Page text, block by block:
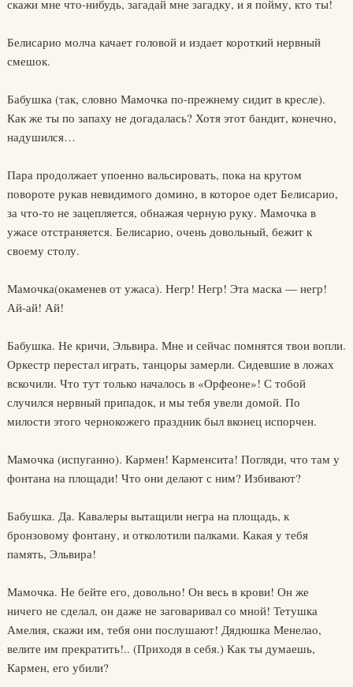
скажи мне что-нибудь, загадай мне загадку, и я пойму, кто ты!
Белисарио молча качает головой и издает короткий нервный
смешок.
Бабушка (так, словно Мамочка по-прежнему сидит в кресле).
Как же ты по запаху не догадалась? Хотя этот бандит, конечно,
надушился…
Пара продолжает упоенно вальсировать, пока на крутом
повороте рукав невидимого домино, в которое одет Белисарио,
за что-то не зацепляется, обнажая черную руку. Мамочка в
ужасе отстраняется. Белисарио, очень довольный, бежит к
своему столу.
Мамочка(окаменев от ужаса). Негр! Негр! Эта маска — негр!
Ай-ай! Ай!
Бабушка. Не кричи, Эльвира. Мне и сейчас помнятся твои вопли.
Оркестр перестал играть, танцоры замерли. Сидевшие в ложах
вскочили. Что тут только началось в «Орфеоне»! С тобой
случился нервный припадок, и мы тебя увели домой. По
милости этого чернокожего праздник был вконец испорчен.
Мамочка (испуганно). Кармен! Карменсита! Погляди, что там у
фонтана на площади! Что они делают с ним? Избивают?
Бабушка. Да. Кавалеры вытащили негра на площадь, к
бронзовому фонтану, и отколотили палками. Какая у тебя
память, Эльвира!
Мамочка. Не бейте его, довольно! Он весь в крови! Он же
ничего не сделал, он даже не заговаривал со мной! Тетушка
Амелия, скажи им, тебя они послушают! Дядюшка Менелао,
велите им прекратить!.. (Приходя в себя.) Как ты думаешь,
Кармен, его убили?